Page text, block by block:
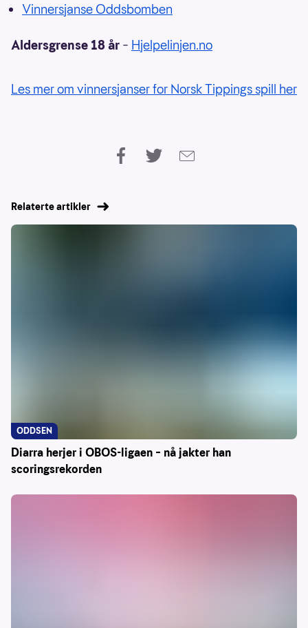
Vinnersjanse Oddsbomben
Aldersgrense 18 år – Hjelpelinjen.no
Les mer om vinnersjanser for Norsk Tippings spill her
Relaterte artikler
Diarra herjer i OBOS-ligaen – nå jakter han
scoringsrekorden
ODDSEN